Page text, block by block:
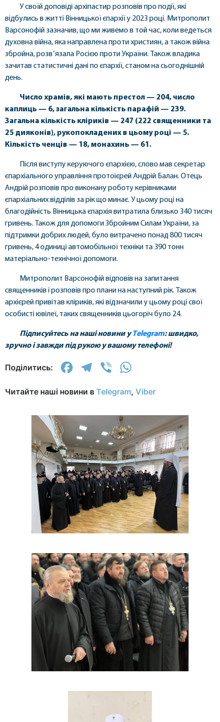
У своїй доповіді архіпастир розповів про події, які
відбулись в житті Вінницької єпархії у 2023 році. Митрополит
Варсонофій зазначив, що ми живемо в той час, коли ведеться
духовна війна, яка направлена проти християн, а також війна
збройна, розвʼязала Росією проти України. Також владика
зачитав статистичні дані по єпархії, станом на сьогоднішній
день.
Число храмів, які мають престол — 204, число
каплиць — 6, загальна кількість парафій — 239.
Загальна кількість кліриків — 247 (222 священники та
25 дияконів), рукопокладених в цьому році — 5.
Кількість ченців — 18, монахинь — 61.
Після виступу керуючого єпархією, слово мав секретар
єпархіального управління протоієрей Андрій Балан. Отець
Андрій розповів про виконану роботу керівниками
єпархіальних відділів за рік що минає. У цьому році на
благодійність Вінницька єпархія витратила близько 340 тисяч
гривень. Також для допомоги Збройним Силам України, за
підтримки добрих людей, було витрачено понад 800 тисяч
гривень, 4 одиниці автомобільної техніки та 390 тонн
матеріально-технічної допомоги.
Митрополит Варсонофій відповів на запитання
священників і розповів про плани на наступний рік. Також
архієрей привітав кліриків, які відзначили у цьому році свої
особисті ювілеї, таких священників цьогоріч було 24.
Підписуйтесь нанаші новини уТelegram: швидко,
зручно і завжди під рукою у вашому телефоні!
Поділитись: Facebook
Telegram
Viber
Читайте наші новини в Telegram, Viber